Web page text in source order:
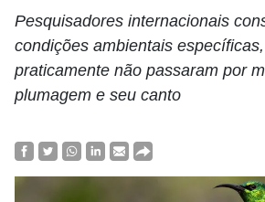
Pesquisadores internacionais
condições ambientais
praticamente não passaram por
plumagem e seu canto